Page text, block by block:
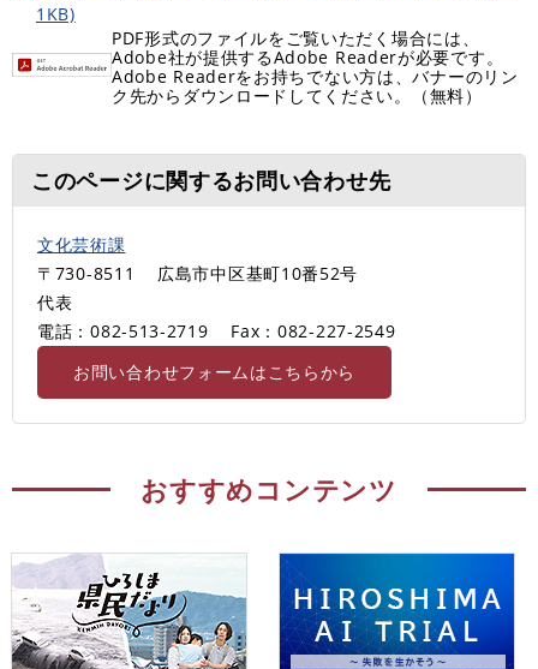
1KB)
PDF形式のファイルをご覧いただく場合には、
Adobe社が提供するAdobe Readerが必要です。
Adobe Readerをお持ちでない方は、バナーのリン
ク先からダウンロードしてください。（無料）
このページに関するお問い合わせ先
文化芸術課
〒730-8511
広島市中区基町10番52号
代表
電話：082-513‐2719
Fax：082-227-2549
お問い合わせフォームはこちらから
おすすめコンテンツ